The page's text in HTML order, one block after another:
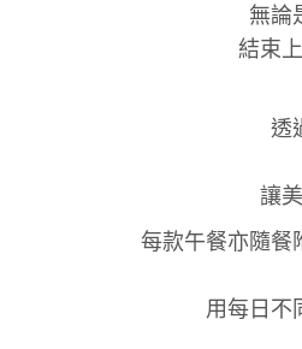
無論
結束
透
讓
每款午餐亦隨餐
用每日不